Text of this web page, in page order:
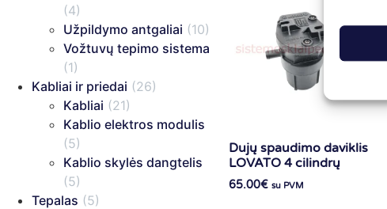
(4)
Užpildymo antgaliai (10)
Vožtuvų tepimo sistema
(1)
Kabliai ir priedai (26)
Kabliai (21)
Kablio elektros modulis
(5)
Kablio skylės dangtelis
(5)
Tepalas (5)
Dujų spaudimo daviklis
LOVATO 4 cilindrų
65.00€ su PVM